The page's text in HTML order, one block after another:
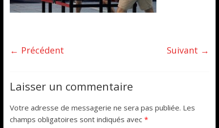
← Précédent Suivant →
Laisser un commentaire
Votre adresse de messagerie ne sera pas publiée. Les
champs obligatoires sont indiqués avec *